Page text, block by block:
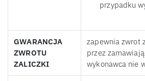
przypadku
GWARANCJA
ZWROTU
ZALICZKI
zapewnia zwrot
przez
wykonawca nie